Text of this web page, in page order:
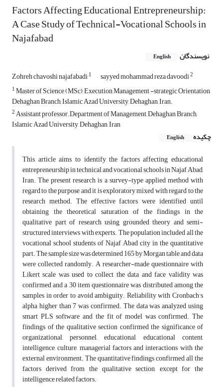
Factors Affecting Educational Entrepreneurship:
A Case Study of Technical-Vocational Schools in
Najafabad
نویسندگان English
Zohreh chavoshi najafabadi1 sayyed mohammad reza davoodi2
1Master of Science (MSc), Execution Management -strategic Orientation,
Dehaghan Branch, Islamic Azad University, Dehaghan, Iran.
2Assistant professor.Department of Management, Dehaghan Branch,
Islamic Azad University, Dehaghan, Iran
چکیده
English
This article aims to identify the factors affecting educational
entrepreneurship in technical and vocational schools in Najaf Abad,
Iran. The present research is a survey-type applied method with
regard to the purpose and it is exploratory mixed with regard to the
research method. The effective factors were identified until
obtaining the theoretical saturation of the findings in the
qualitative part of research using grounded theory and semi-
structured interviews with experts. The population included all the
vocational school students of Najaf Abad city in the quantitative
part. The sample size was determined 165 by Morgan table and data
were collected randomly. A researcher-made questionnaire with
Likert scale was used to collect the data and face validity was
confirmed and a 30 item questionnaire was distributed among the
samples in order to avoid ambiguity. Reliability with Cronbach's
alpha higher than 7 was confirmed. The data was analyzed using
smart PLS software and the fit of model was confirmed. The
findings of the qualitative section confirmed the significance of
organizational, personnel, educational, educational content,
intelligence, culture, managerial factors and interactions with the
external environment. The quantitative findings confirmed all the
factors derived from the qualitative section, except for the
intelligence related factors.